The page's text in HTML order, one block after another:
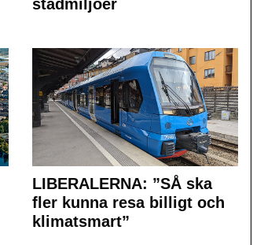
stadmiljöer
LIBERALERNA: ”SÅ ska
fler kunna resa billigt och
klimatsmart”